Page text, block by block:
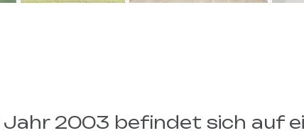
Jahr 2003 befindet sich auf